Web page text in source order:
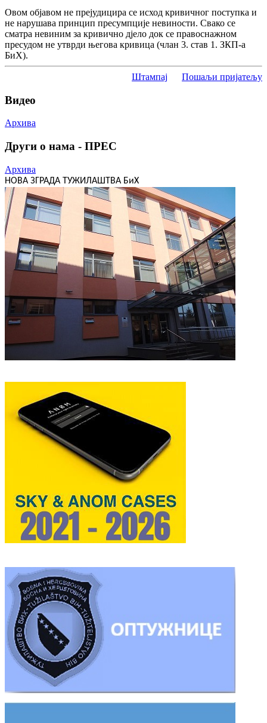
Овом објавом не прејудицира се исход кривичног поступка и
не нарушава принцип пресумпције невиности. Свако се
сматра невиним за кривично дјело док се правоснажном
пресудом не утврди његова кривица (члан 3. став 1. ЗКП-а
БиХ).
Штампај Пошаљи пријатељу
Видео
Архива
Други о нама - ПРЕС
Архива
НОВА ЗГРАДА ТУЖИЛАШТВА БиХ